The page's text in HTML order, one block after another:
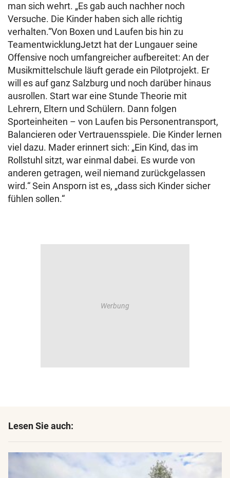
man sich wehrt. „Es gab auch nachher noch
Versuche. Die Kinder haben sich alle richtig
verhalten.“Von Boxen und Laufen bis hin zu
TeamentwicklungJetzt hat der Lungauer seine
Offensive noch umfangreicher aufbereitet: An der
Musikmittelschule läuft gerade ein Pilotprojekt. Er
will es auf ganz Salzburg und noch darüber hinaus
ausrollen. Start war eine Stunde Theorie mit
Lehrern, Eltern und Schülern. Dann folgen
Sporteinheiten – von Laufen bis Personentransport,
Balancieren oder Vertrauensspiele. Die Kinder lernen
viel dazu. Mader erinnert sich: „Ein Kind, das im
Rollstuhl sitzt, war einmal dabei. Es wurde von
anderen getragen, weil niemand zurückgelassen
wird.“ Sein Ansporn ist es, „dass sich Kinder sicher
fühlen sollen.“
Lesen Sie auch: